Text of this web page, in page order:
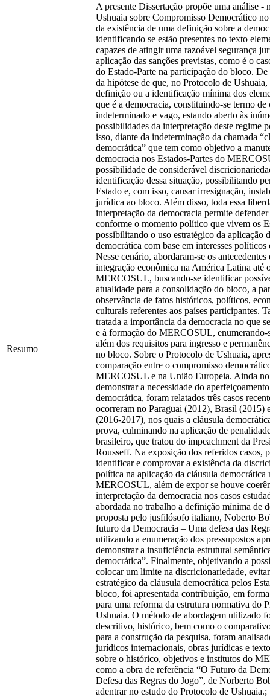
Resumo
A presente Dissertação propõe uma análise -
Ushuaia sobre Compromisso Democrático
da existência de uma definição sobre a
identificando se estão presentes no texto
capazes de atingir uma razoável segurança
aplicação das sanções previstas, como é o
do Estado-Parte na participação do bloco.
da hipótese de que, no Protocolo de
definição ou a identificação mínima dos
que é a democracia, constituindo-se termo de
indeterminado e vago, estando aberto às
possibilidades da interpretação deste regime
isso, diante da indeterminação da chamada
democrática” que tem como objetivo a
democracia nos Estados-Partes do
possibilidade de considerável
identificação dessa situação, possibilitando
Estado e, com isso, causar irresignação,
jurídica ao bloco. Além disso, toda essa
interpretação da democracia permite
conforme o momento político que vivem os
possibilitando o uso estratégico da aplicação
democrática com base em interesses
Nesse cenário, abordaram-se os antecedentes
integração econômica na América Latina até
MERCOSUL, buscando-se identificar
atualidade para a consolidação do bloco, a
observância de fatos históricos, políticos,
culturais referentes aos países participantes.
tratada a importância da democracia no que
e à formação do MERCOSUL, enumerando-
além dos requisitos para ingresso e
no bloco. Sobre o Protocolo de Ushuaia,
comparação entre o compromisso
MERCOSUL e na União Europeia. Ainda
demonstrar a necessidade do
democrática, foram relatados três casos
ocorreram no Paraguai (2012), Brasil (2015)
(2016-2017), nos quais a cláusula
prova, culminando na aplicação de
brasileiro, que tratou do impeachment da
Rousseff. Na exposição dos referidos casos,
identificar e comprovar a existência da
política na aplicação da cláusula democrática
MERCOSUL, além de expor se houve
interpretação da democracia nos casos
abordada no trabalho a definição mínima de
proposta pelo jusfilósofo italiano, Noberto
futuro da Democracia – Uma defesa das
utilizando a enumeração dos pressupostos
demonstrar a insuficiência estrutural
democrática”. Finalmente, objetivando a
colocar um limite na discricionariedade,
estratégico da cláusula democrática pelos
bloco, foi apresentada contribuição, em forma
para uma reforma da estrutura normativa do
Ushuaia. O método de abordagem utilizado
descritivo, histórico, bem como o
para a construção da pesquisa, foram
jurídicos internacionais, obras jurídicas e
sobre o histórico, objetivos e institutos do
como a obra de referência “O Futuro da
Defesa das Regras do Jogo”, de Norberto
adentrar no estudo do Protocolo de Ushuaia.;